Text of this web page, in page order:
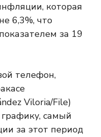
которая
6,3%, что
за 19
самый
за этот период